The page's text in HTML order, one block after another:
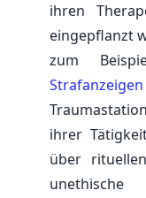
ihren
eingepflanzt
zum
Strafanzeigen
ihrer
über